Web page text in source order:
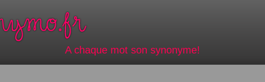
A chaque mot son synonyme!